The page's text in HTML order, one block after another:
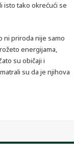
isto tako okrećući se
ni priroda nije samo
energijama,
su običaji i
su da je njihova